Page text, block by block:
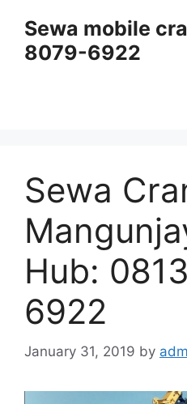
content
Sewa mobile
8079-6922
Sewa
Hub:
6922
January 31, 2019 by